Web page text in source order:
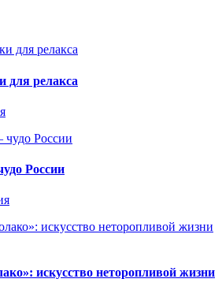
для релакса
России
искусство неторопливой жизни